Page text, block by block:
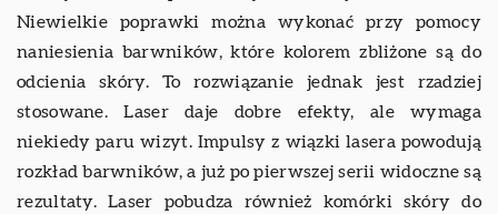
Niewielkie poprawki można wykonać przy pomocy
naniesienia barwników, które kolorem zbliżone są do
odcienia skóry. To rozwiązanie jednak jest rzadziej
stosowane. Laser daje dobre efekty, ale wymaga
niekiedy paru wizyt. Impulsy z wiązki lasera powodują
rozkład barwników, a już po pierwszej serii widoczne są
rezultaty. Laser pobudza również komórki skóry do